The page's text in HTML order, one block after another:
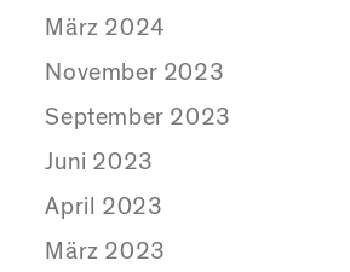
März 2024
November 2023
September 2023
Juni 2023
April 2023
März 2023